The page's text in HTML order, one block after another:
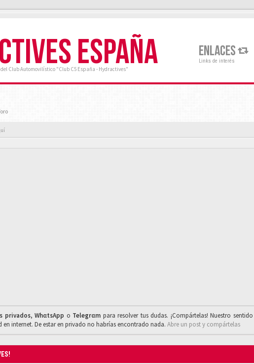
ESPAÑA
Club Automovilístico "Club C5 España - Hydractives"
ENLACES
Links de interés
privados,WhαtsApp o Telegrαm para resolver tus dudas. ¡Compártelas! Nuestro
internet. De estar en privado no habrías encontrado nada. Abre un post y compártelas